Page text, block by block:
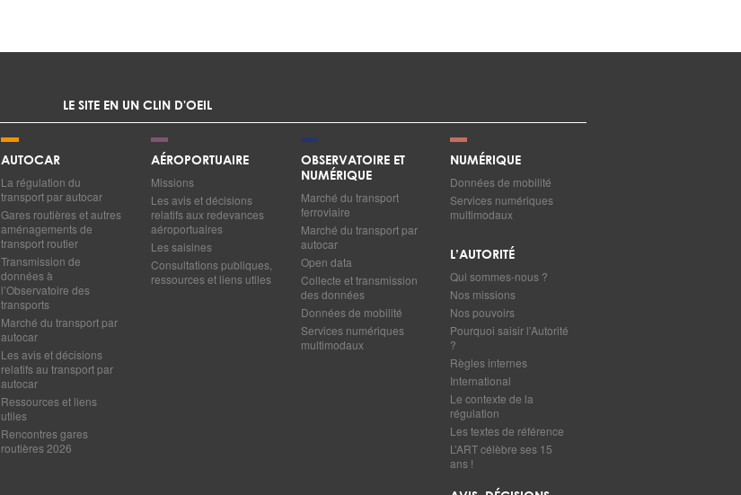
LE SITE EN UN CLIN D'OEIL
AUTOCAR
La régulation du
transport par autocar
Gares routières et autres
aménagements de
transport routier
Transmission de
données à
l’Observatoire des
transports
Marché du transport par
autocar
Les avis et décisions
relatifs au transport par
autocar
Ressources et liens
utiles
Rencontres gares
routières 2026
AÉROPORTUAIRE
Missions
Les avis et décisions
relatifs aux redevances
aéroportuaires
Les saisines
Consultations publiques,
ressources et liens utiles
OBSERVATOIRE ET
NUMÉRIQUE
Marché du transport
ferroviaire
Marché du transport par
autocar
Open data
Collecte et transmission
des données
Données de mobilité
Services numériques
multimodaux
NUMÉRIQUE
Données de mobilité
Services numériques
multimodaux
L’AUTORITÉ
Qui sommes-nous ?
Nos missions
Nos pouvoirs
Pourquoi saisir l’Autorité
?
Règles internes
International
Le contexte de la
régulation
Les textes de référence
L’ART célèbre ses 15
ans !